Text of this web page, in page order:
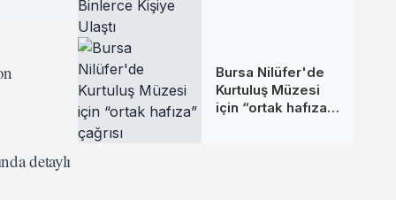
detaylı
Bursa Nilüfer'de
Kurtuluş Müzesi
için “ortak hafıza”